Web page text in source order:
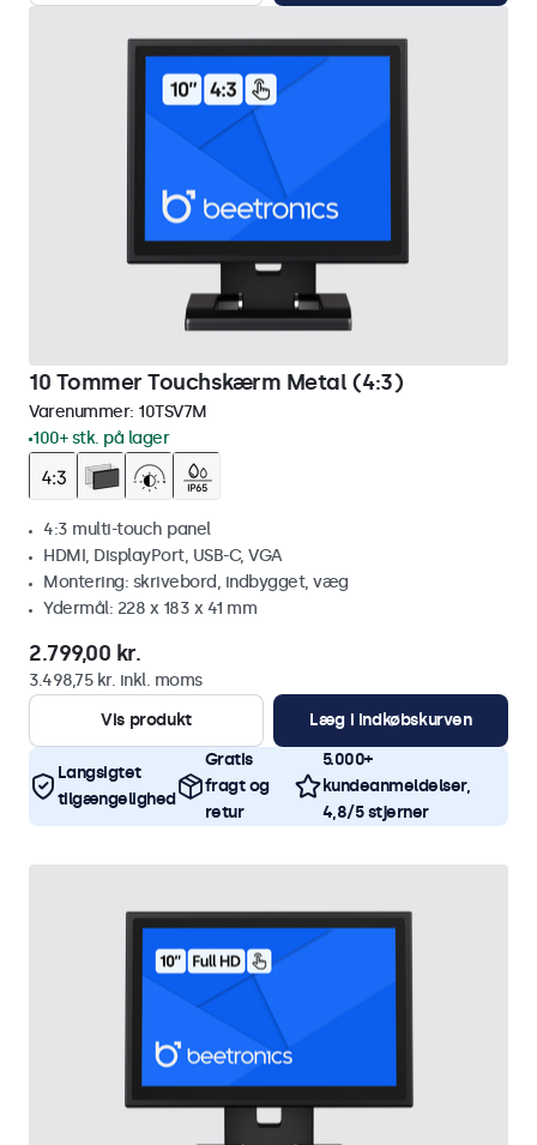
10 Tommer Touchskærm Metal (4:3)
Varenummer: 10TSV7M
100+ stk. på lager
4:3 multi-touch panel
HDMI, DisplayPort, USB-C, VGA
Montering: skrivebord, indbygget, væg
Ydermål: 228 x 183 x 41 mm
2.799,00 kr.
3.498,75 kr. inkl. moms
Vis produkt
Læg i indkøbskurven
Langsigtet
tilgængelighed
Gratis
fragt og
retur
5.000+
kundeanmeldelser,
4,8/5 stjerner